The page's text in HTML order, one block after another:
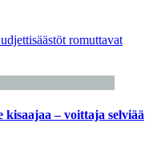
romuttavat
kisaajaa – voittaja selviää